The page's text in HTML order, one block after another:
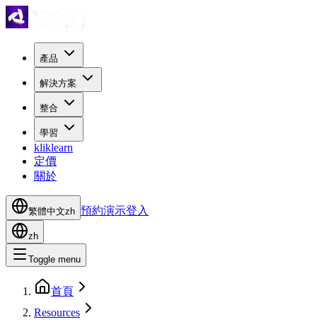
產品
解決方案
整合
學習
kliklearn
定價
關於
繁體中文zh 預約演示登入
zh
Toggle menu
首頁
Resources